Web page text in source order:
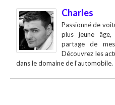
Charles
Passionné de
plus jeune
partage de
Découvrez les
dans le domaine de l'automobile.